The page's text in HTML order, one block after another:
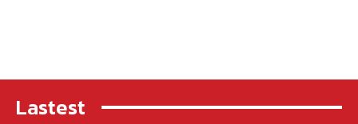
Lastest